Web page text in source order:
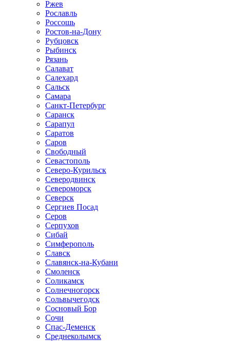
Ржев
Рославль
Россошь
Ростов-на-Дону
Рубцовск
Рыбинск
Рязань
Салават
Салехард
Сальск
Самара
Санкт-Петербург
Саранск
Сарапул
Саратов
Саров
Свободный
Севастополь
Северо-Курильск
Северодвинск
Североморск
Северск
Сергиев Посад
Серов
Серпухов
Сибай
Симферополь
Славск
Славянск-на-Кубани
Смоленск
Соликамск
Солнечногорск
Сольвычегодск
Сосновый Бор
Сочи
Спас-Деменск
Среднеколымск